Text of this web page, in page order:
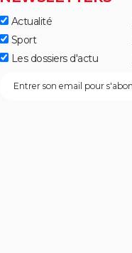
Actualité
Sport
Les dossiers d'actu